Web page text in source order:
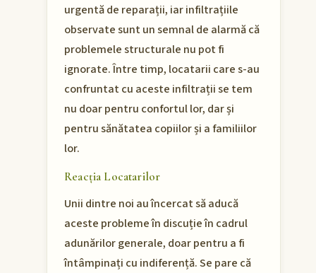
urgentă de reparații, iar infiltrațiile
observate sunt un semnal de alarmă că
problemele structurale nu pot fi
ignorate. Între timp, locatarii care s-au
confruntat cu aceste infiltrații se tem
nu doar pentru confortul lor, dar și
pentru sănătatea copiilor și a familiilor
lor.
Reacția Locatarilor
Unii dintre noi au încercat să aducă
aceste probleme în discuție în cadrul
adunărilor generale, doar pentru a fi
întâmpinați cu indiferență. Se pare că